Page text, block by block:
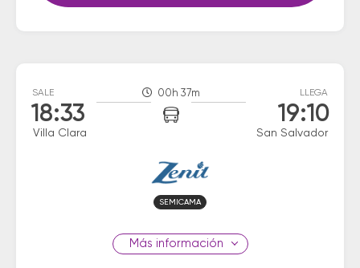
SALE
18:33
Villa Clara
00h 37m LLEGA
19:10
San Salvador
SEMICAMA
información